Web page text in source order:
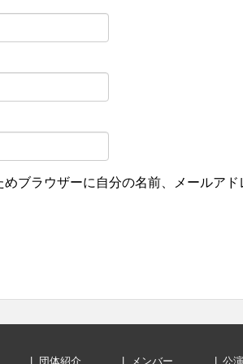
ブラウザーに自分の名前、メールアド
団体紹介 メンバー 公